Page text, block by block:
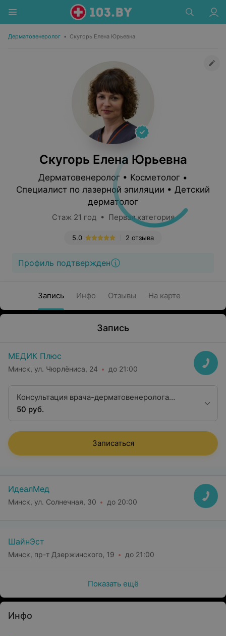
Дерматовенеролог • Скугорь Елена Юрьевна
Скугорь Елена Юрьевна
Дерматовенеролог • Косметолог •
Специалист по лазерной эпиляции • Детский
дерматолог
Стаж 21 год • Первая категория
2 отзыва
5.0
Профиль подтвержден
Запись Инфо Отзывы На карте
Запись
МЕДИК Плюс
Минск, ул. Чюрлёниса, 24 до 21:00
Консультация врача-дерматовенеролога
первой квалификационной категории
50 руб.
Записаться
ИдеалМед
Минск, ул. Солнечная, 30 до 20:00
ШайнЭст
Минск, пр-т Дзержинского, 19 до 21:00
Показать ещё
Инфо